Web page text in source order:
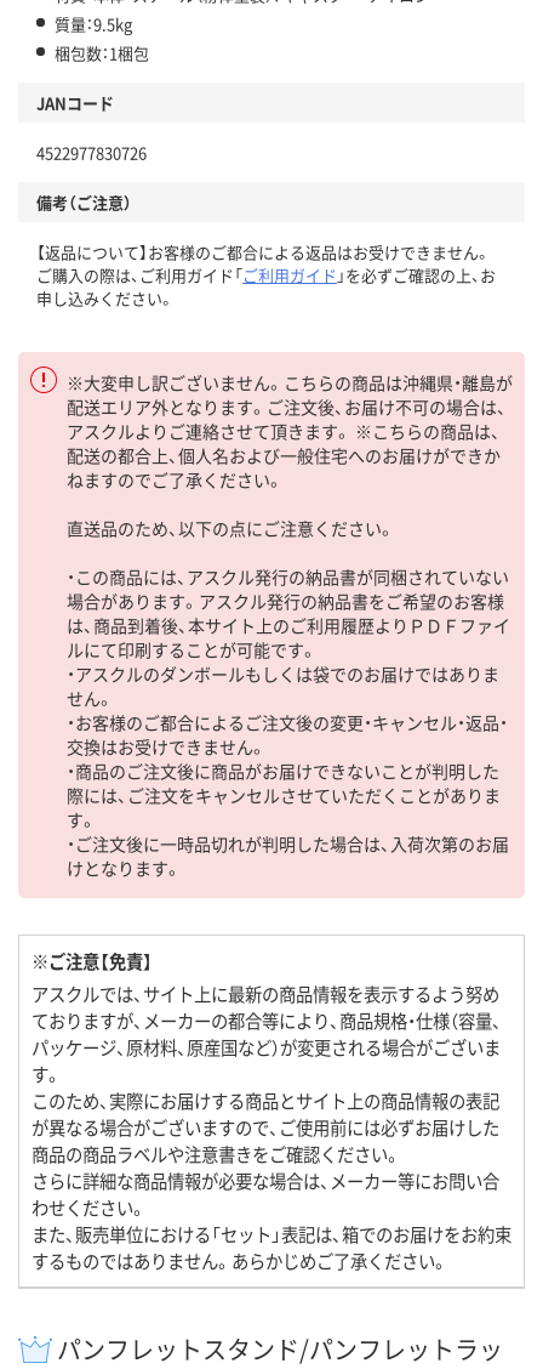
質量：9.5kg
梱包数：1梱包
JANコード
4522977830726
備考（ご注意）
【返品について】お客様のご都合による返品はお受けできません。
ご購入の際は、ご利用ガイド「ご利用ガイド 」を必ずご確認の上、お
申し込みください。
※大変申し訳ございません。こちらの商品は沖縄県・離島が
配送エリア外となります。ご注文後、お届け不可の場合は、
アスクルよりご連絡させて頂きます。 ※こちらの商品は、
配送の都合上、個人名および一般住宅へのお届けができか
ねますのでご了承ください。
直送品のため、以下の点にご注意ください。
・この商品には、アスクル発行の納品書が同梱されていない
場合があります。アスクル発行の納品書をご希望のお客様
は、商品到着後、本サイト上のご利用履歴よりＰＤＦファイ
ルにて印刷することが可能です。
・アスクルのダンボールもしくは袋でのお届けではありま
せん。
・お客様のご都合によるご注文後の変更・キャンセル・返品・
交換はお受けできません。
・商品のご注文後に商品がお届けできないことが判明した
際には、ご注文をキャンセルさせていただくことがありま
す。
・ご注文後に一時品切れが判明した場合は、入荷次第のお届
けとなります。
※ご注意【免責】
アスクルでは、サイト上に最新の商品情報を表示するよう努め
ておりますが、メーカーの都合等により、商品規格・仕様（容量、
パッケージ、原材料、原産国など）が変更される場合がございま
す。
このため、実際にお届けする商品とサイト上の商品情報の表記
が異なる場合がございますので、ご使用前には必ずお届けした
商品の商品ラベルや注意書きをご確認ください。
さらに詳細な商品情報が必要な場合は、メーカー等にお問い合
わせください。
また、販売単位における「セット」表記は、箱でのお届けをお約束
するものではありません。あらかじめご了承ください。
パンフレットスタンド/パンフレットラッ